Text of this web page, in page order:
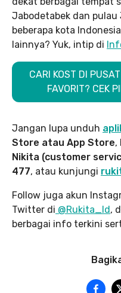
Jabodetabek dan pulau
beberapa kota
lainnya? Yuk, intip di
CARI KOST DI
FAVORIT? CEK
Jangan lupa unduh
Store atau App Store,
Nikita (customer
477, atau kunjungi
Follow juga akun
Twitter di @Rukita_Id ,
berbagai info terkini